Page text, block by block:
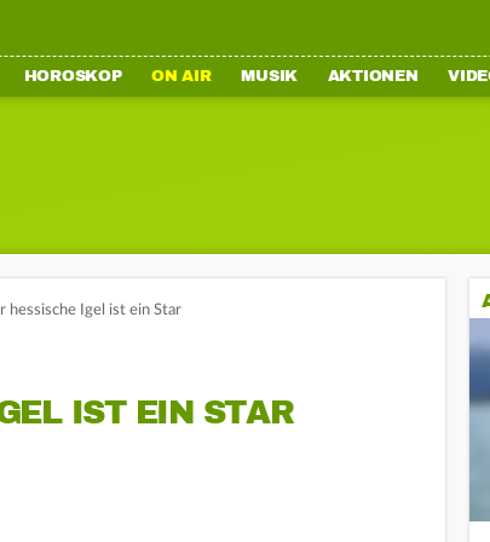
HOROSKOP ON AIR MUSIK AKTIONEN
hessische Igel ist ein Star
IST EIN STAR